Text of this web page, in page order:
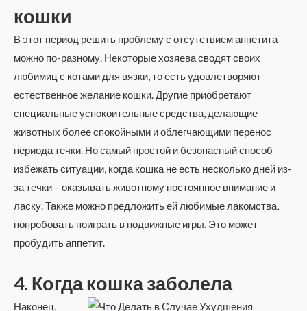
кошки
В этот период решить проблему с отсутствием аппетита
можно по-разному. Некоторые хозяева сводят своих
любимиц с котами для вязки, то есть удовлетворяют
естественное желание кошки. Другие приобретают
специальные успокоительные средства, делающие
животных более спокойными и облегчающими перенос
периода течки. Но самый простой и безопасный способ
избежать ситуации, когда кошка не есть несколько дней из-
за течки – оказывать животному постоянное внимание и
ласку. Также можно предложить ей любимые лакомства,
попробовать поиграть в подвижные игры. Это может
пробудить аппетит.
4. Когда кошка заболела
Наконец,